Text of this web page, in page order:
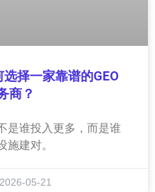
择一家靠谱的GEO
商？
是谁投入更多，而是谁
施建对。
2026-05-21